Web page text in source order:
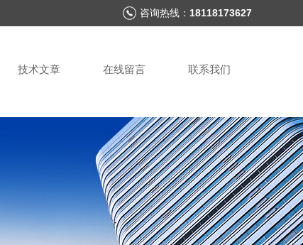
咨询热线： 18118173627
技术文章 在线留言 联系我们